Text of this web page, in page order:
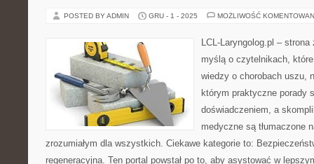
POSTED BY ADMIN GRU - 1 - 2025 MOŻLIWOŚĆ
LCL-Laryngolog.pl –
myślą o czytelnikach,
wiedzy o chorobach uszu,
którym praktyczne porady
doświadczeniem, a
medyczne są tłumaczone
zrozumiałym dla wszystkich. Ciekawe kategorie to:
regeneracyjna. Ten portal powstał po to, aby asystować w